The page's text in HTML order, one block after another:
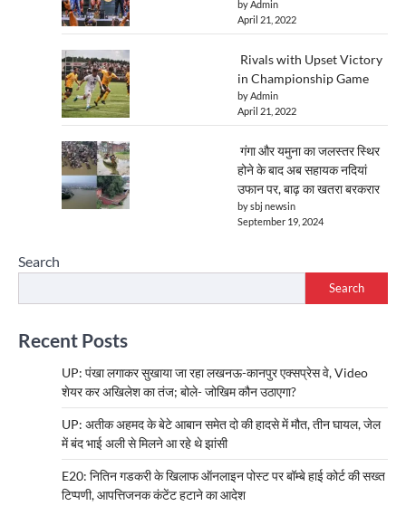
by Admin
April 21, 2022
Rivals with Upset Victory
in Championship Game
by Admin
April 21, 2022
गंगा और यमुना का जलस्तर स्थिर
होने के बाद अब सहायक नदियां
उफान पर, बाढ़ का खतरा बरकरार
by sbj newsin
September 19, 2024
Search
Search
Recent Posts
UP: पंखा लगाकर सुखाया जा रहा लखनऊ-कानपुर एक्सप्रेस वे, Video
शेयर कर अखिलेश का तंज; बोले- जोखिम कौन उठाएगा?
UP: अतीक अहमद के बेटे आबान समेत दो की हादसे में मौत, तीन घायल, जेल
में बंद भाई अली से मिलने आ रहे थे झांसी
E20: नितिन गडकरी के खिलाफ ऑनलाइन पोस्ट पर बॉम्बे हाई कोर्ट की सख्त
टिप्पणी, आपत्तिजनक कंटेंट हटाने का आदेश